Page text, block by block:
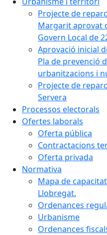
Projecte de
Margarit aprovat
Govern Local de
Aprovació inicial
Pla de prevenció
urbanitzacions i
Projecte de
Servera
Processos electorals
Ofertes laborals
Oferta pública
Contractacions
Oferta privada
Normativa
Mapa de
Llobregat.
Ordenances
Urbanisme
Ordenances